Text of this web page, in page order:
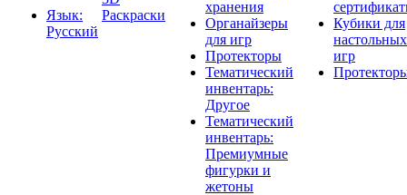
Язык:
Русский
Раскраски
хранения
Органайзеры
для игр
Протекторы
Тематический
инвентарь:
Другое
Тематический
инвентарь:
Премиумные
фигурки и
жетоны
Кубики для
настольных
игр